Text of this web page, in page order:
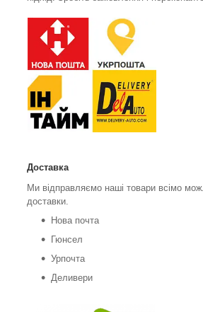
Доставка
Ми відправляємо наші товари всімо
доставки.
Нова почта
Гюнсел
Урпочта
Деливери